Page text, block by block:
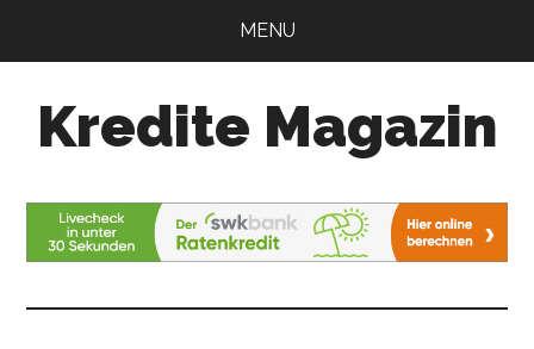
MENU
Kredite Magazin
für
Ihren
Kredit